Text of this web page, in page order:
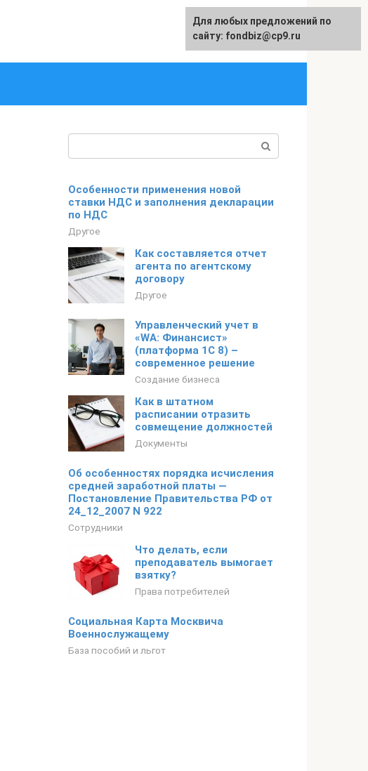
English
Особенности применения новой
ставки НДС и заполнения декларации
по НДС
Другое
Как составляется отчет
агента по агентскому
договору
Другое
Управленческий учет в
«WA: Финансист»
(платформа 1С 8) –
современное решение
Создание бизнеса
Как в штатном
расписании отразить
совмещение должностей
Документы
Об особенностях порядка исчисления
средней заработной платы —
Постановление Правительства РФ от
24_12_2007 N 922
Сотрудники
Что делать, если
преподаватель вымогает
взятку?
Права потребителей
Социальная Карта Москвича
Военнослужащему
База пособий и льгот
Для любых предложений по
сайту: fondbiz@cp9.ru